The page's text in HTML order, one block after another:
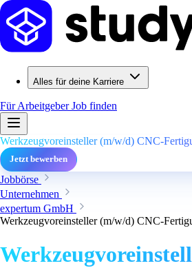
Alles für deine Karriere
Für ArbeitgeberJob finden
Werkzeugvoreinsteller (m/w/d) CNC-
Jetzt bewerben
Jobbörse
Unternehmen
expertum GmbH
Werkzeugvoreinsteller (m/w/d) CNC-